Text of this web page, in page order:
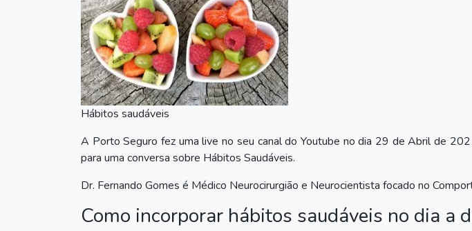
Hábitos saudáveis
A Porto Seguro fez uma live no seu canal do Youtube no dia 29 de Abril de
para uma conversa sobre Hábitos Saudáveis.
Dr. Fernando Gomes é Médico Neurocirurgião e Neurocientista focado no
Como incorporar hábitos saudáveis no dia a